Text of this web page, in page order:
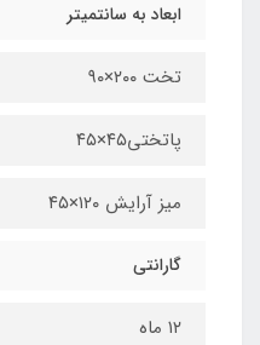
ابعاد به سانتمیتر
تخت ۲۰۰×۹۰
پاتختی۴۵×۴۵
میز آرایش ۱۲۰×۴۵
گارانتی
۱۲ ماه